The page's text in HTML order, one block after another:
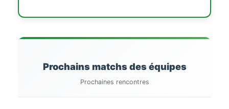
Prochains matchs des équipes
Prochaines rencontres